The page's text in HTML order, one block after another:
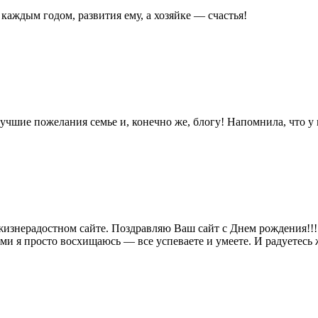
годом, развития ему, а хозяйке — счастья!
пожелания семье и, конечно же, блогу! Напомнила, что
сайте. Поздравляю Ваш сайт с Днем
я просто восхищаюсь — все успеваете и умеете. И